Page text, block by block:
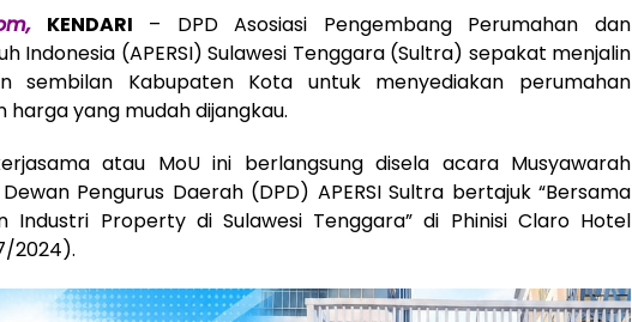
KENDARI – DPD Asosiasi Pengembang Perumahan dan
Indonesia (APERSI) Sulawesi Tenggara (Sultra) sepakat menjalin
sembilan Kabupaten Kota untuk menyediakan perumahan
harga yang mudah dijangkau.
atau MoU ini berlangsung disela acara Musyawarah
Pengurus Daerah (DPD) APERSI Sultra bertajuk “Bersama
Industri Property di Sulawesi Tenggara” di Phinisi Claro Hotel
2024).